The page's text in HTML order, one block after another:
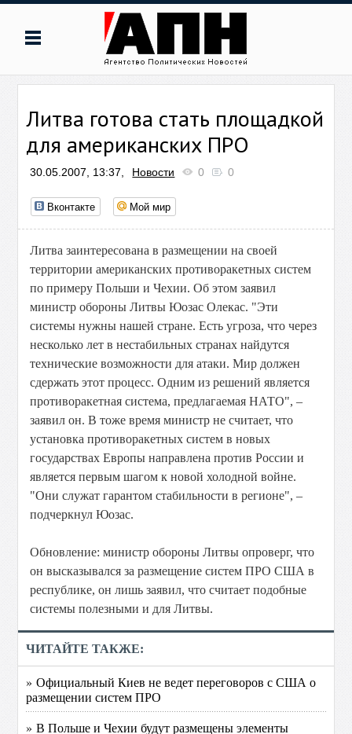
Литва готова стать площадкой
для американских ПРО
30.05.2007, 13:37, Новости 0 0
Вконтакте Мой мир
Литва заинтересована в размещении на своей
территории американских противоракетных систем
по примеру Польши и Чехии. Об этом заявил
министр обороны Литвы Юозас Олекас. "Эти
системы нужны нашей стране. Есть угроза, что через
несколько лет в нестабильных странах найдутся
технические возможности для атаки. Мир должен
сдержать этот процесс. Одним из решений является
противоракетная система, предлагаемая НАТО", –
заявил он. В тоже время министр не считает, что
установка противоракетных систем в новых
государствах Европы направлена против России и
является первым шагом к новой холодной войне.
"Они служат гарантом стабильности в регионе", –
подчеркнул Юозас.
Обновление: министр обороны Литвы опроверг, что
он высказывался за размещение систем ПРО США в
республике, он лишь заявил, что считает подобные
системы полезными и для Литвы.
ЧИТАЙТЕ ТАКЖЕ:
» Официальный Киев не ведет переговоров с США о
размещении систем ПРО
» В Польше и Чехии будут размещены элементы